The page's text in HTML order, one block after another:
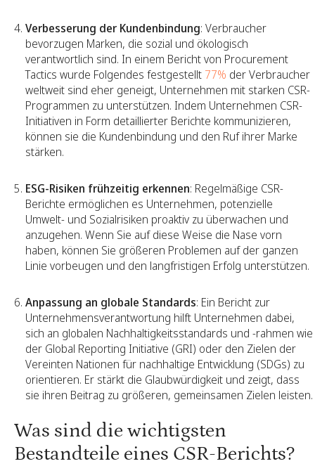
Verbesserung der Kundenbindung: Verbraucher
bevorzugen Marken, die sozial und ökologisch
verantwortlich sind. In einem Bericht von Procurement
Tactics wurde Folgendes festgestellt 77% der Verbraucher
weltweit sind eher geneigt, Unternehmen mit starken CSR-
Programmen zu unterstützen. Indem Unternehmen CSR-
Initiativen in Form detaillierter Berichte kommunizieren,
können sie die Kundenbindung und den Ruf ihrer Marke
stärken.
ESG-Risiken frühzeitig erkennen: Regelmäßige CSR-
Berichte ermöglichen es Unternehmen, potenzielle
Umwelt- und Sozialrisiken proaktiv zu überwachen und
anzugehen. Wenn Sie auf diese Weise die Nase vorn
haben, können Sie größeren Problemen auf der ganzen
Linie vorbeugen und den langfristigen Erfolg unterstützen.
Anpassung an globale Standards: Ein Bericht zur
Unternehmensverantwortung hilft Unternehmen dabei,
sich an globalen Nachhaltigkeitsstandards und -rahmen wie
der Global Reporting Initiative (GRI) oder den Zielen der
Vereinten Nationen für nachhaltige Entwicklung (SDGs) zu
orientieren. Er stärkt die Glaubwürdigkeit und zeigt, dass
sie ihren Beitrag zu größeren, gemeinsamen Zielen leisten.
Was sind die wichtigsten
Bestandteile eines CSR-Berichts?